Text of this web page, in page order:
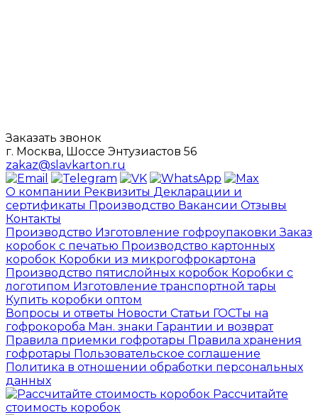
Заказать звонок
г. Москва, Шоссе Энтузиастов 56
zakaz@slavkarton.ru
О компании Реквизиты Декларации и
сертификаты Производство Вакансии Отзывы
Контакты
Производство Изготовление гофроупаковкиЗаказ
коробок с печатью Производство картонных
коробок Коробки из микрогофрокартона
Производство пятислойных коробок Коробки с
логотипом Изготовление транспортной тары
Купить коробки оптом
Вопросы и ответы Новости Статьи ГОСТы на
гофрокороба Ман. знаки Гарантии и возврат
Правила приемки гофротары Правила хранения
гофротары Пользовательское соглашение
Политика в отношении обработки персональных
данных
Рассчитайте
стоимость коробок